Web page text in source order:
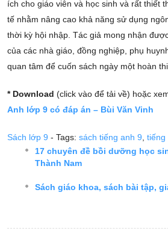
ích cho giáo viên và học sinh và rất thiết
tế nhằm nâng cao khả năng sử dụng
thời kỳ hội nhập. Tác giả mong nhận
của các nhà giáo, đồng nghiệp, phụ
quan tâm để cuốn sách ngày một hoàn
* Download (click vào để tải về) hoặc
Anh lớp 9 có đáp án – Bùi Văn Vinh
Sách lớp 9 - Tags: sách tiếng anh 9 tiếng
17 chuyên đề bồi dưỡng học
Thành Nam
Sách giáo khoa, sách bài tập,